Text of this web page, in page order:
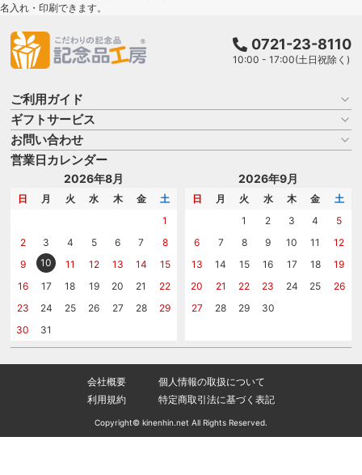
名入れ・印刷できます。
0721-23-8110
10:00 - 17:00(土日祝除く)
ご利用ガイド
お買い物ガイド
よくある質問
はじめての記念品選び
記念品工房の使い方
ギフトサービス
名入れについて
のし
メッセージカード
お問い合わせ
商品選びを相談する
名入れについて相談する
カタログを請求する
営業日カレンダー
2026年8月
日 月 火 水 木 金
土
1
2
3 4 5 6 7
8
9
10 11 12 13 14
15
16
17 18 19 20 21
22
23
24 25 26 27 28
29
30
31
2026年9月
日 月 火 水 木 金
土
1
2 3 4
5
6
7 8 9 10 11
12
13
14 15 16 17 18
19
20
21 22 23 24 25
26
27
28 29 30
会社概要
個人情報の取扱について
利用規約
特定商取引法に基づく表記
Copyright© kinenhin.net All Rights Reserved.